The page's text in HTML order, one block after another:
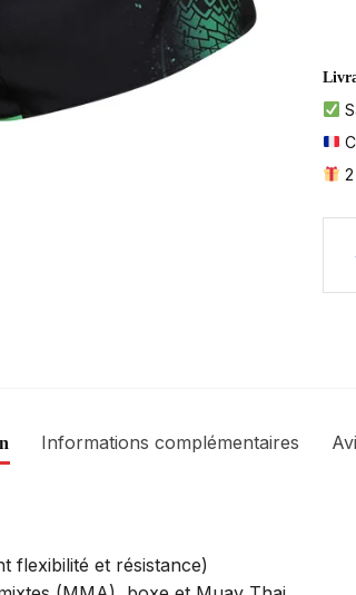
Informations complémentaires
flexibilité et résistance)